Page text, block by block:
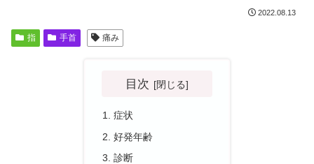
2022.08.13
指 手首 痛み
目次
症状
好発年齢
診断